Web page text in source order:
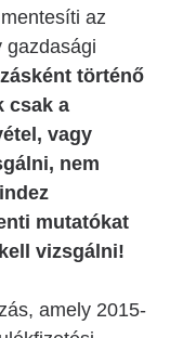
az
gazdasági
történő
csak a
vagy
nem
mutatókat
vizsgálni!
amely 2015-